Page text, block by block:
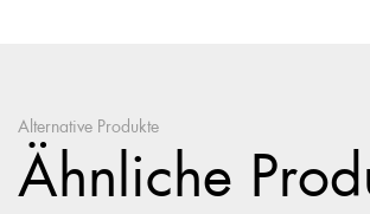
Alternative Produkte
Ähnliche